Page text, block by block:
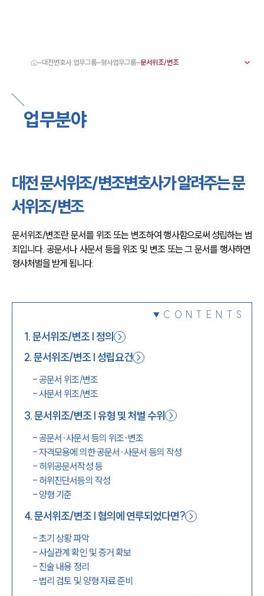
서울·대전변호사
대전형사전문변호사
대전이혼전문변호사
대전학교폭력변호사
대전변호사 주요 업무사례
대전 분사무소 오시는 길
대전변호사상담 상담접수
채용정보
대전변호사 업무그룹 형사업무그룹
업무분야
대전 문서위조/변조변호사가 알려주는 문
서위조/변조
문서위조/변조란 문서를 위조 또는 변조하여 행사함으로써 성립하는 범
죄입니다. 공문서나 사문서 등을 위조 및 변조 또는 그 문서를 행사하면
형사처벌을 받게 됩니다.
CONTENTS
1.문서위조/변조 | 정의
2.문서위조/변조 | 성립요건
-공문서 위조/변조
-사문서 위조/변조
3.문서위조/변조 | 유형 및 처벌 수위
-공문서·사문서 등의 위조·변조
-자격모용에 의한 공문서·사문서 등의 작성
- 허위공문서작성 등
- 허위진단서등의 작성
- 양형 기준
4.문서위조/변조 | 혐의에 연루되었다면?
-초기 상황 파악
-사실관계 확인 및 증거 확보
- 진술 내용 정리
- 법리 검토 및 양형 자료 준비